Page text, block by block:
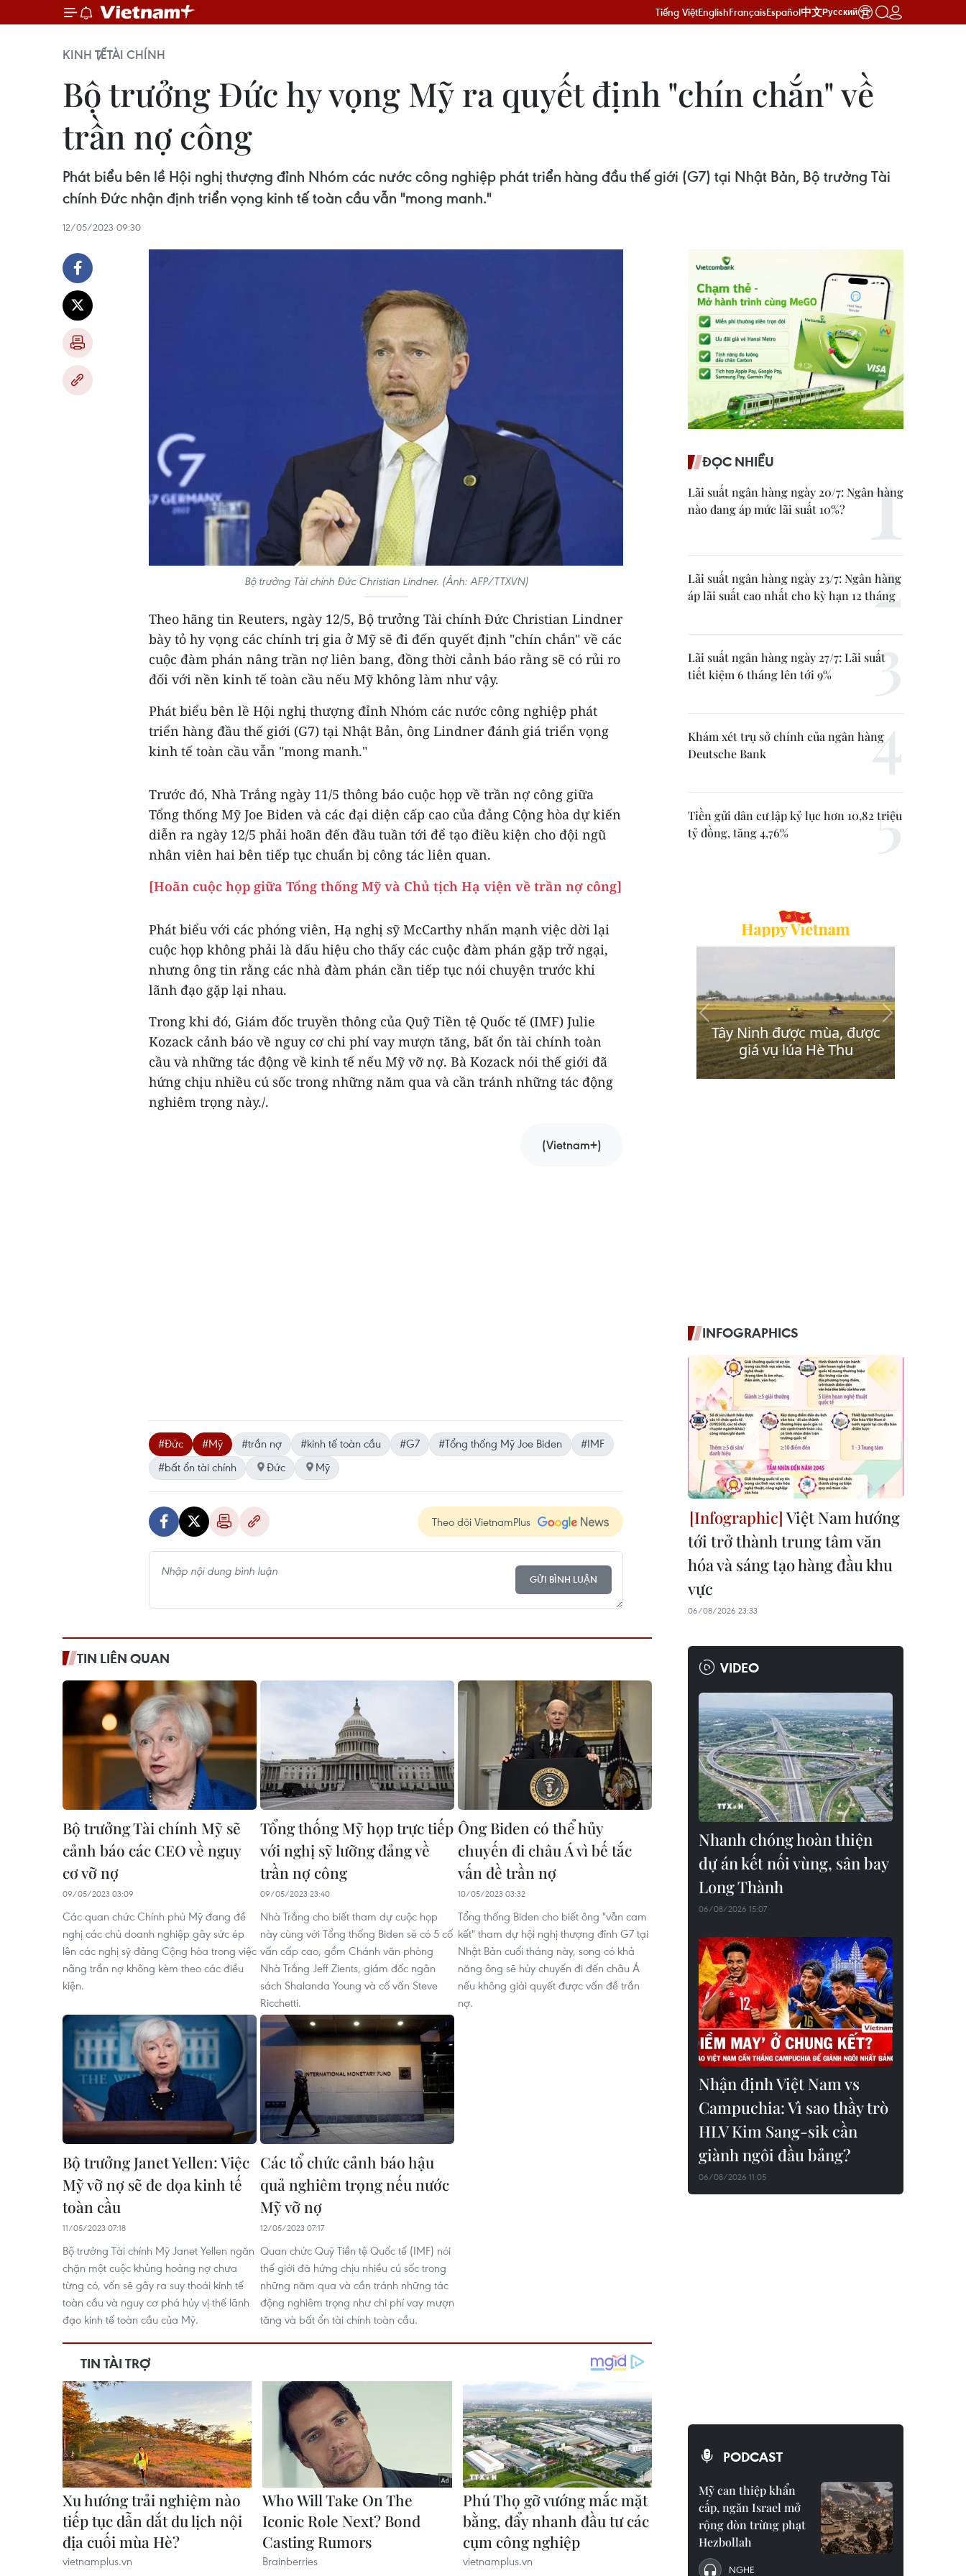
Tiếng ViệtEnglishFrançaisEspañol中文Русский
KINH TẾTÀI CHÍNH
Bộ trưởng Đức hy vọng Mỹ ra quyết định "chín chắn" về
trần nợ công
Phát biểu bên lề Hội nghị thượng đỉnh Nhóm các nước công nghiệp phát triển hàng đầu thế giới (G7) tại Nhật Bản, Bộ trưởng Tài
chính Đức nhận định triển vọng kinh tế toàn cầu vẫn "mong manh."
12/05/2023 09:30
Bộ trưởng Tài chính Đức Christian Lindner. (Ảnh: AFP/TTXVN)
Theo hãng tin Reuters, ngày 12/5, Bộ trưởng Tài chính Đức Christian Lindner
bày tỏ hy vọng các chính trị gia ở Mỹ sẽ đi đến quyết định "chín chắn" về các
cuộc đàm phán nâng trần nợ liên bang, đồng thời cảnh báo rằng sẽ có rủi ro
đối với nền kinh tế toàn cầu nếu Mỹ không làm như vậy.
Phát biểu bên lề Hội nghị thượng đỉnh Nhóm các nước công nghiệp phát
triển hàng đầu thế giới (G7) tại Nhật Bản, ông Lindner đánh giá triển vọng
kinh tế toàn cầu vẫn "mong manh."
Trước đó, Nhà Trắng ngày 11/5 thông báo cuộc họp về trần nợ công giữa
Tổng thống Mỹ Joe Biden và các đại diện cấp cao của đảng Cộng hòa dự kiến
diễn ra ngày 12/5 phải hoãn đến đầu tuần tới để tạo điều kiện cho đội ngũ
nhân viên hai bên tiếp tục chuẩn bị công tác liên quan.
[Hoãn cuộc họp giữa Tổng thống Mỹ và Chủ tịch Hạ viện về trần nợ công]
Phát biểu với các phóng viên, Hạ nghị sỹ McCarthy nhấn mạnh việc dời lại
cuộc họp không phải là dấu hiệu cho thấy các cuộc đàm phán gặp trở ngại,
nhưng ông tin rằng các nhà đàm phán cần tiếp tục nói chuyện trước khi
lãnh đạo gặp lại nhau.
Trong khi đó, Giám đốc truyền thông của Quỹ Tiền tệ Quốc tế (IMF) Julie
Kozack cảnh báo về nguy cơ chi phí vay mượn tăng, bất ổn tài chính toàn
cầu và những tác động về kinh tế nếu Mỹ vỡ nợ. Bà Kozack nói thế giới đã
hứng chịu nhiều cú sốc trong những năm qua và cần tránh những tác động
nghiêm trọng này./.
(Vietnam+)
#Đức #Mỹ #trần nợ #kinh tế toàn cầu #G7 #Tổng thống Mỹ Joe Biden
#IMF
#bất ổn tài chính
Đức Mỹ
Theo dõi VietnamPlus
GỬI BÌNH LUẬN
TIN LIÊN QUAN
Bộ trưởng Tài chính Mỹ sẽ
cảnh báo các CEO về nguy
cơ vỡ nợ
09/05/2023 03:09
Các quan chức Chính phủ Mỹ đang đề
nghị các chủ doanh nghiệp gây sức ép
lên các nghị sỹ đảng Cộng hòa trong việc
nâng trần nợ không kèm theo các điều
kiện.
Tổng thống Mỹ họp trực tiếp
với nghị sỹ lưỡng đảng về
trần nợ công
09/05/2023 23:40
Nhà Trắng cho biết tham dự cuộc họp
này cùng với Tổng thống Biden sẽ có 5 cố
vấn cấp cao, gồm Chánh văn phòng
Nhà Trắng Jeff Zients, giám đốc ngân
sách Shalanda Young và cố vấn Steve
Ricchetti.
Ông Biden có thể hủy
chuyến đi châu Á vì bế tắc
vấn đề trần nợ
10/05/2023 03:32
Tổng thống Biden cho biết ông "vẫn cam
kết" tham dự hội nghị thượng đỉnh G7 tại
Nhật Bản cuối tháng này, song có khả
năng ông sẽ hủy chuyến đi đến châu Á
nếu không giải quyết được vấn đề trần
nợ.
Bộ trưởng Janet Yellen: Việc
Mỹ vỡ nợ sẽ đe dọa kinh tế
toàn cầu
11/05/2023 07:18
Bộ trưởng Tài chính Mỹ Janet Yellen ngăn
chặn một cuộc khủng hoảng nợ chưa
từng có, vốn sẽ gây ra suy thoái kinh tế
toàn cầu và nguy cơ phá hủy vị thế lãnh
đạo kinh tế toàn cầu của Mỹ.
Các tổ chức cảnh báo hậu
quả nghiêm trọng nếu nước
Mỹ vỡ nợ
12/05/2023 07:17
Quan chức Quỹ Tiền tệ Quốc tế (IMF) nói
thế giới đã hứng chịu nhiều cú sốc trong
những năm qua và cần tránh những tác
động nghiêm trọng như chi phí vay mượn
tăng và bất ổn tài chính toàn cầu.
ĐỌC NHIỀU
Lãi suất ngân hàng ngày 20/7: Ngân hàng
nào đang áp mức lãi suất 10%?
Lãi suất ngân hàng ngày 23/7: Ngân hàng
áp lãi suất cao nhất cho kỳ hạn 12 tháng
Lãi suất ngân hàng ngày 27/7: Lãi suất
tiết kiệm 6 tháng lên tới 9%
Khám xét trụ sở chính của ngân hàng
Deutsche Bank
Tiền gửi dân cư lập kỷ lục hơn 10,82 triệu
tỷ đồng, tăng 4,76%
INFOGRAPHICS
Việt Nam hướng
tới trở thành trung tâm văn
hóa và sáng tạo hàng đầu khu
vực
06/08/2026 23:33
VIDEO
Nhanh chóng hoàn thiện
dự án kết nối vùng, sân bay
Long Thành
06/08/2026 15:07
Nhận định Việt Nam vs
Campuchia: Vì sao thầy trò
HLV Kim Sang-sik cần
giành ngôi đầu bảng?
06/08/2026 11:05
PODCAST
Mỹ can thiệp khẩn
cấp, ngăn Israel mở
rộng đòn trừng phạt
Hezbollah
NGHE